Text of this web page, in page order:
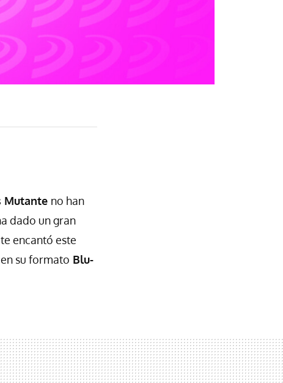
Mutante no han
dado un gran
encantó este
en su formato Blu-